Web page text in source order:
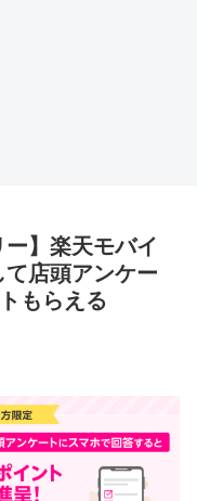
】楽天モバイ
店頭アンケー
もらえる